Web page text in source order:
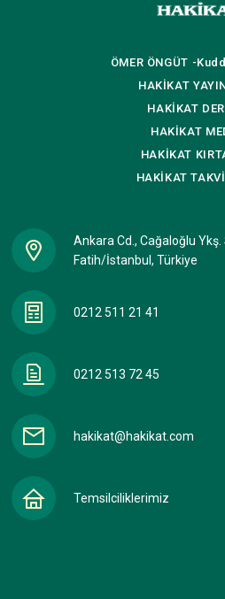
ÖMER ÖNGÜT -
HAKİKAT
HAKİKAT
HAKİKAT
HAKİKAT
HAKİKAT
Ankara Cd., Cağaloğlu
Fatih/İstanbul, Türkiye
0212 511 21 41
0212 513 72 45
hakikat@hakikat.com
Temsilciliklerimiz